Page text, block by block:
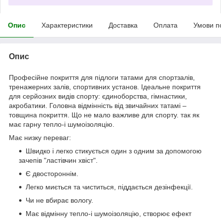
Опис Характеристики Доставка Оплата Умови
Опис
Професійне покриття для підлоги татами для спортзалів,
тренажерних залів, спортивних установ. Ідеальне покриття
для серйозних видів спорту: єдиноборства, гімнастики,
акробатики. Головна відмінність від звичайних татамі –
товщина покриття. Що не мало важливе для спорту. так як
має гарну тепло-і шумоізоляцію.
Має низку переваг:
Швидко і легко стикується один з одним за допомогою
зачепів "ластівчин хвіст".
Є двостороннім.
Легко миється та чиститься, піддається дезінфекції.
Чи не вбирає вологу.
Має відмінну тепло-і шумоізоляцію, створює ефект